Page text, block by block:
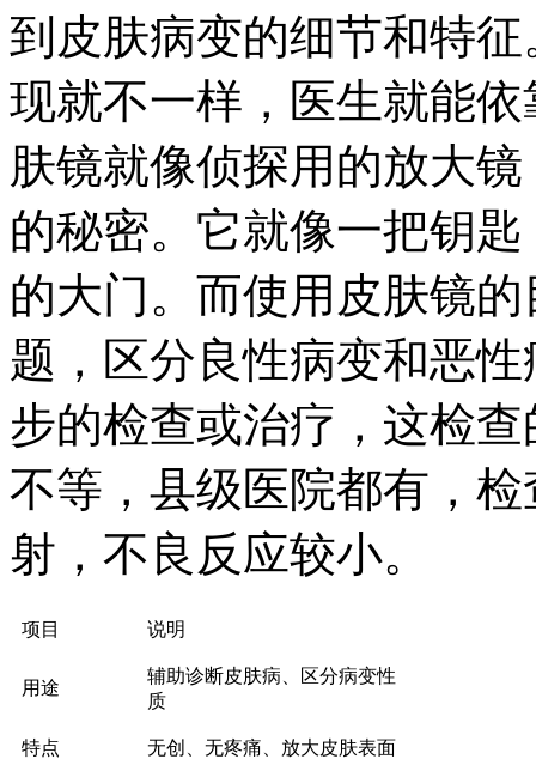
到皮肤病变的细节和特
现就不一样，医生就能
肤镜就像侦探用的放大
的秘密。它就像一把钥
的大门。而使用皮肤镜
题，区分良性病变和恶
步的检查或治疗，这检
不等，县级医院都有，
射，不良反应较小。
项目 说明
用途
辅助诊断皮肤病、区分病变性
质
特点 无创、无疼痛、放大皮肤表面